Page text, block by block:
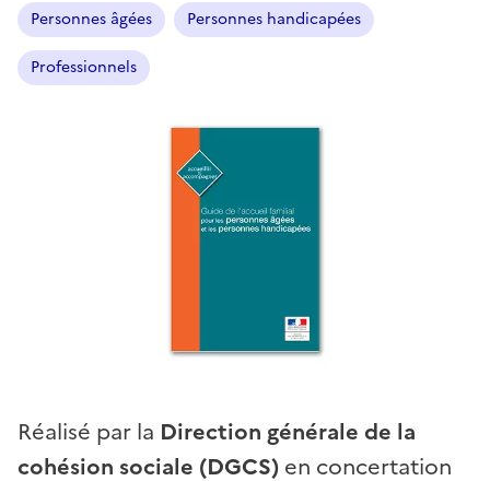
Personnes âgées Personnes handicapées
Professionnels
Réalisé par la Direction générale de la
cohésion sociale (DGCS) en concertation